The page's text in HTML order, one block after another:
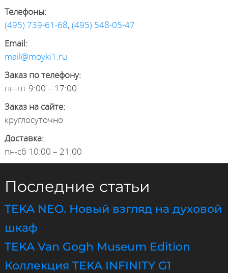
Телефоны:
(495) 739-61-68, (495) 548-05-47
Email:
mail@moyki1.ru
Заказ по телефону:
пн-пт 9:00 – 17:00
Заказ на сайте:
круглосуточно
Доставка:
пн-сб 10:00 – 21:00
Последние статьи
TEKA NEO. Новый взгляд на духовой
шкаф
TEKA Van Gogh Museum Edition
Коллекция TEKA INFINITY G1